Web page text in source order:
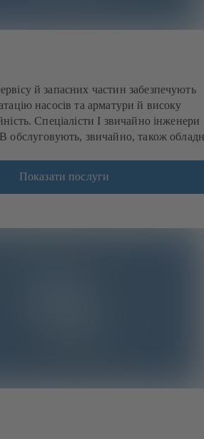
й запасних частин забезпечують
насосів та арматури й високу
Спеціалісти І звичайно інженери
обслуговують, звичайно, також
Показати послуги